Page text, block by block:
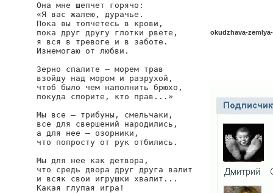
Она мне шепчет горячо:
«Я вас жалею, дурачье.
Пока вы топчетесь в крови,
пока друг другу глотки рвете,
я вся в тревоге и в заботе.
Изнемогаю от любви.
Зерно спалите — морем трав
взойду над мором и разрухой,
чтоб было чем наполнить брюхо,
покуда спорите, кто прав...»
Мы все — трибуны, смельчаки,
все для свершений народились,
а для нее — озорники,
что попросту от рук отбились.
Мы для нее как детвора,
что средь двора друг друга валит
и всяк свои игрушки хвалит...
Какая глупая игра!
okudzhava-